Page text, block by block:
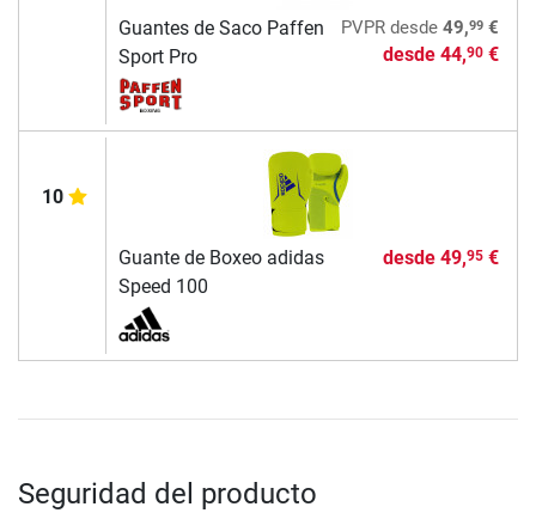
Guantes de Saco Paffen
Sport Pro
PVPRdesde 49,99€
desde 44,90€
10
Guante de Boxeo adidas
Speed 100
desde 49,95€
Seguridad del producto